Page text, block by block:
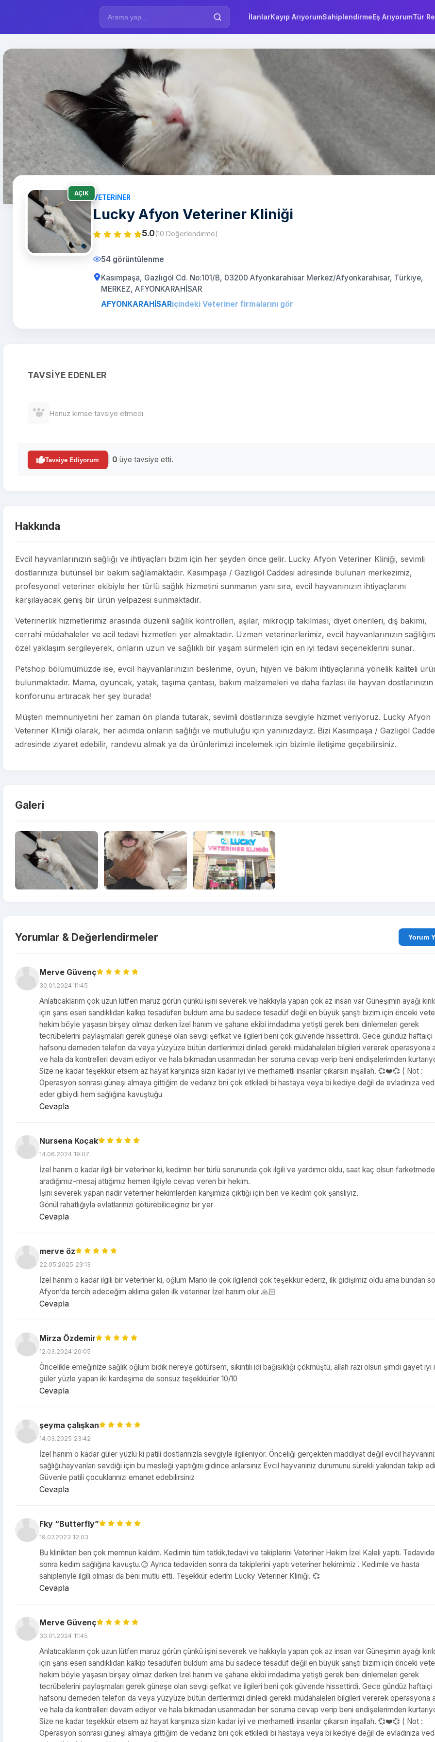
İlanlarKayıp ArıyorumSahiplendirmeEş ArıyorumTür
AÇIK
VETERINER
Lucky Afyon Veteriner Kliniği
5.0(10 Değerlendirme)
54 görüntülenme
Kasımpaşa, Gazlıgöl Cd. No:101/B, 03200 Afyonkarahisar Merkez/Afyonkarahisar, Türkiye,
MERKEZ, AFYONKARAHİSAR
AFYONKARAHİSARiçindeki Veteriner firmalarını gör
TAVSIYE EDENLER
Henüz kimse tavsiye etmedi.
Tavsiye Ediyorum 0 üye tavsiye etti.
Hakkında
Evcil hayvanlarınızın sağlığı ve ihtiyaçları bizim için her şeyden önce gelir. Lucky Afyon Veteriner Kliniği, sevimli
dostlarınıza bütünsel bir bakım sağlamaktadır. Kasımpaşa / Gazlıgöl Caddesi adresinde bulunan merkezimiz,
profesyonel veteriner ekibiyle her türlü sağlık hizmetini sunmanın yanı sıra, evcil hayvanınızın ihtiyaçlarını
karşılayacak geniş bir ürün yelpazesi sunmaktadır.
Veterinerlik hizmetlerimiz arasında düzenli sağlık kontrolleri, aşılar, mikroçip takılması, diyet önerileri, diş bakımı,
cerrahi müdahaleler ve acil tedavi hizmetleri yer almaktadır. Uzman veterinerlerimiz, evcil hayvanlarınızın
özel yaklaşım sergileyerek, onların uzun ve sağlıklı bir yaşam sürmeleri için en iyi tedavi seçeneklerini sunar.
Petshop bölümümüzde ise, evcil hayvanlarınızın beslenme, oyun, hijyen ve bakım ihtiyaçlarına yönelik kaliteli
bulunmaktadır. Mama, oyuncak, yatak, taşıma çantası, bakım malzemeleri ve daha fazlası ile hayvan dostlarınızın
konforunu artıracak her şey burada!
Müşteri memnuniyetini her zaman ön planda tutarak, sevimli dostlarınıza sevgiyle hizmet veriyoruz. Lucky Afyon
Veteriner Kliniği olarak, her adımda onların sağlığı ve mutluluğu için yanınızdayız. Bizi Kasımpaşa / Gazlıgöl
adresinde ziyaret edebilir, randevu almak ya da ürünlerimizi incelemek için bizimle iletişime geçebilirsiniz.
Galeri
Yorumlar & Değerlendirmeler
Merve Güvenç
30.01.2024 11:45
Anlatıcaklarım çok uzun lütfen maruz görün çünkü işini severek ve hakkıyla yapan çok az insan var Güneşimin ayağı
için şans eseri sandıklıdan kalkıp tesadüfen buldum ama bu sadece tesadüf değil en büyük şanştı bizim için önceki
hekim böyle yaşasın birşey olmaz derken İzel hanım ve şahane ekibi imdadıma yetişti gerek beni dinlemeleri gerek
tecrübelerini paylaşmaları gerek güneşe olan sevgi şefkat ve ilgileri beni çok güvende hissettirdi. Gece gündüz haftaiçi
hafsonu demeden telefon da veya yüzyüze bütün dertlerimizi dinledi gerekli müdahaleleri bilgileri vererek operasyona
ve hala da kontrelleri devam ediyor ve hala bıkmadan usanmadan her soruma cevap verip beni endişelerimden
Size ne kadar teşekkür etsem az hayat karşınıza sizin kadar iyi ve merhametli insanlar çıkarsın inşallah. 💞❤️💞 ( Not :
Operasyon sonrası güneşi almaya gittiğim de vedanız bni çok etkiledi bi hastaya veya bi kediye değil de evladınıza
eder gibiydi hem sağlığına kavuştuğu
Cevapla
Nursena Koçak
14.06.2024 19:07
İzel hanım o kadar ilgili bir veteriner ki, kedimin her türlü sorununda çok ilgili ve yardımcı oldu, saat kaç olsun
aradığımız-mesaj attığımız hemen ilgiyle cevap veren bir hekim.
İşini severek yapan nadir veteriner hekimlerden karşımıza çıktığı için ben ve kedim çok şanslıyız.
Gönül rahatlığıyla evlatlarınızı götürebiliceginiz bir yer
Cevapla
merve öz
22.05.2025 23:13
İzel hanım o kadar ilgili bir veteriner ki, oğlum Mario ile çok ilgilendi çok teşekkür ederiz, ilk gidişimiz oldu ama bundan
Afyon’da tercih edeceğim aklıma gelen ilk veteriner İzel hanım olur 🙏🏻
Cevapla
Mirza Özdemir
12.03.2024 20:05
Öncelikle emeğinize sağlık oğlum bıdık nereye götürsem, sıkıntılı idi bağısıklığı çökmüştü, allah razı olsun şimdi gayet iyi
güler yüzle yapan iki kardeşime de sonsuz teşekkürler 10/10
Cevapla
şeyma çalışkan
14.03.2025 23:42
İzel hanım o kadar güler yüzlü ki patili dostlarınızla sevgiyle ilgileniyor. Önceliği gerçekten maddiyat değil evcil
sağlığı.hayvanları sevdiği için bu mesleği yaptığını gidince anlarsınız Evcil hayvanınız durumunu sürekli yakından takip
Güvenle patili çocuklarınızı emanet edebilirsiniz
Cevapla
Fky “Butterfly”
19.07.2023 12:03
Bu klinikten ben çok memnun kaldım. Kedimin tüm tetkik,tedavi ve takiplerini Veteriner Hekim İzel Kaleli yaptı.
sonra kedim sağlığına kavuştu.😊 Ayrıca tedaviden sonra da takiplerini yaptı veteriner hekimimiz . Kedimle ve hasta
sahipleriyle ilgili olması da beni mutlu etti. Teşekkür ederim Lucky Veteriner Kliniği. 💞
Cevapla
Merve Güvenç
30.01.2024 11:45
Anlatıcaklarım çok uzun lütfen maruz görün çünkü işini severek ve hakkıyla yapan çok az insan var Güneşimin ayağı
için şans eseri sandıklıdan kalkıp tesadüfen buldum ama bu sadece tesadüf değil en büyük şanştı bizim için önceki
hekim böyle yaşasın birşey olmaz derken İzel hanım ve şahane ekibi imdadıma yetişti gerek beni dinlemeleri gerek
tecrübelerini paylaşmaları gerek güneşe olan sevgi şefkat ve ilgileri beni çok güvende hissettirdi. Gece gündüz haftaiçi
hafsonu demeden telefon da veya yüzyüze bütün dertlerimizi dinledi gerekli müdahaleleri bilgileri vererek operasyona
ve hala da kontrelleri devam ediyor ve hala bıkmadan usanmadan her soruma cevap verip beni endişelerimden
Size ne kadar teşekkür etsem az hayat karşınıza sizin kadar iyi ve merhametli insanlar çıkarsın inşallah. 💞❤️💞 ( Not :
Operasyon sonrası güneşi almaya gittiğim de vedanız bni çok etkiledi bi hastaya veya bi kediye değil de evladınıza